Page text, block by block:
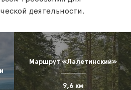
деятельности.
Маршрут «Лалетинский»
9,6 км